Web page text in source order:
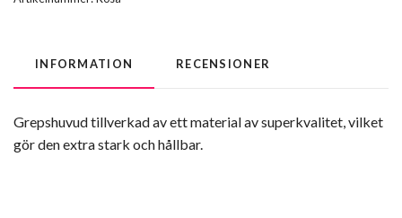
INFORMATION RECENSIONER
Grepshuvud tillverkad av ett material av superkvalitet, vilket
gör den extra stark och hållbar.